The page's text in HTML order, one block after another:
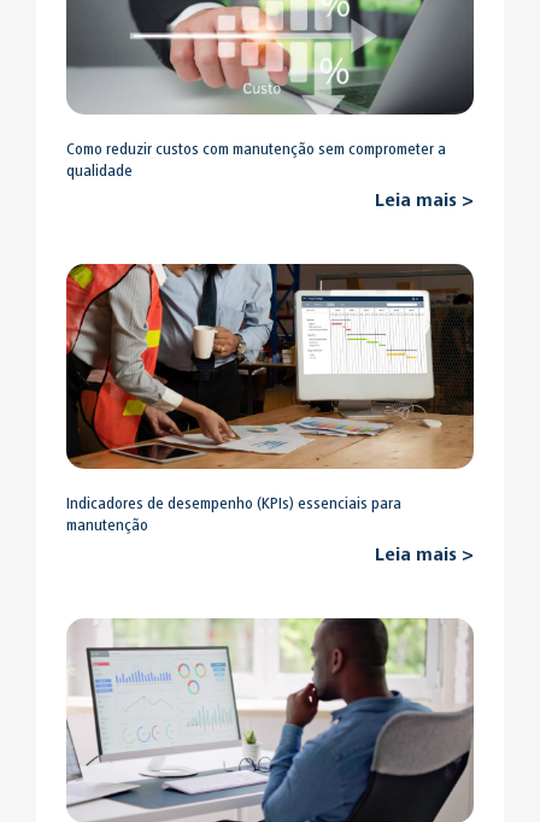
Como reduzir custos com manutenção sem comprometer a
qualidade
Leia mais >
Indicadores de desempenho (KPIs) essenciais para
manutenção
Leia mais >